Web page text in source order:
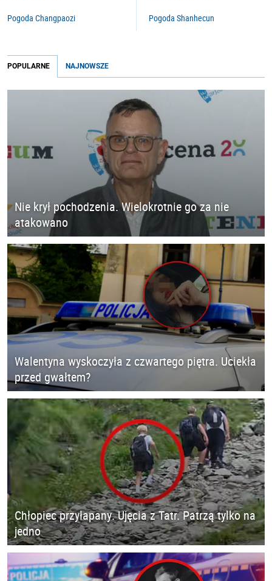
Pogoda Changpaozi Pogoda Shanhecun
POPULARNE NAJNOWSZE
Nie krył pochodzenia. Wielokrotnie go za nie
atakowano
Walentyna wyskoczyła z czwartego piętra. Uciekła
przed gwałtem?
Chłopiec przyłapany. Ujęcia z Tatr. Patrzą tylko na
jedno